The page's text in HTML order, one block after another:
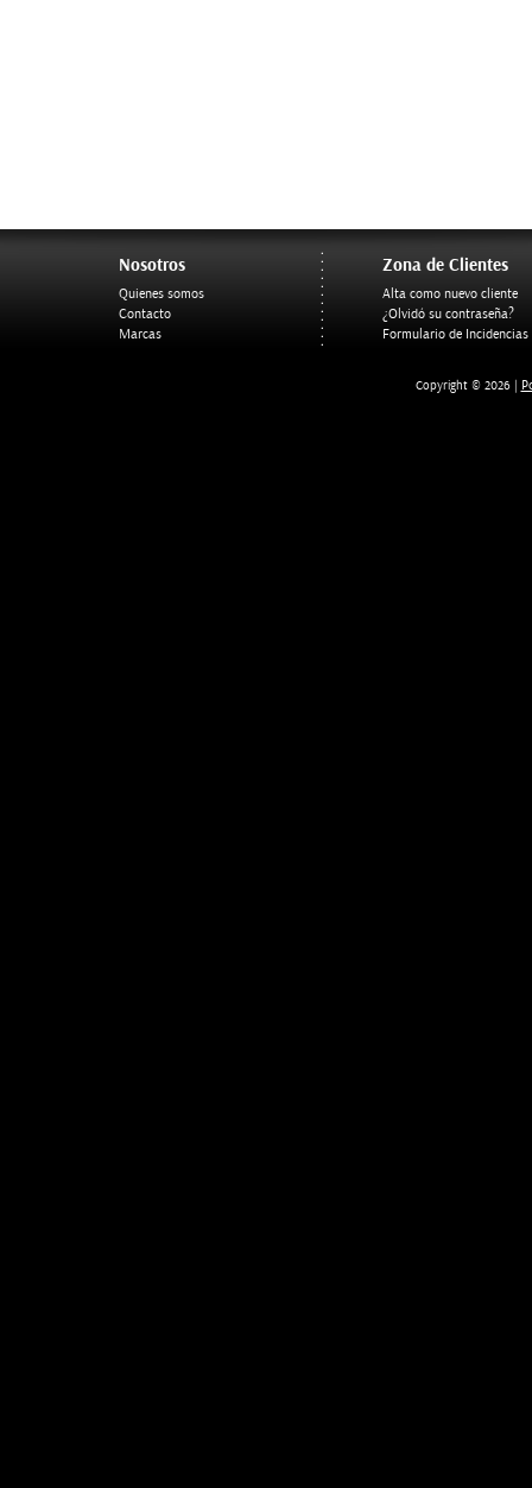
Nosotros
Quienes somos
Contacto
Marcas
Zona de Clientes
Alta como nuevo cliente
¿Olvidó su contraseña?
Formulario de Incidencias
Copyright © 2026 |